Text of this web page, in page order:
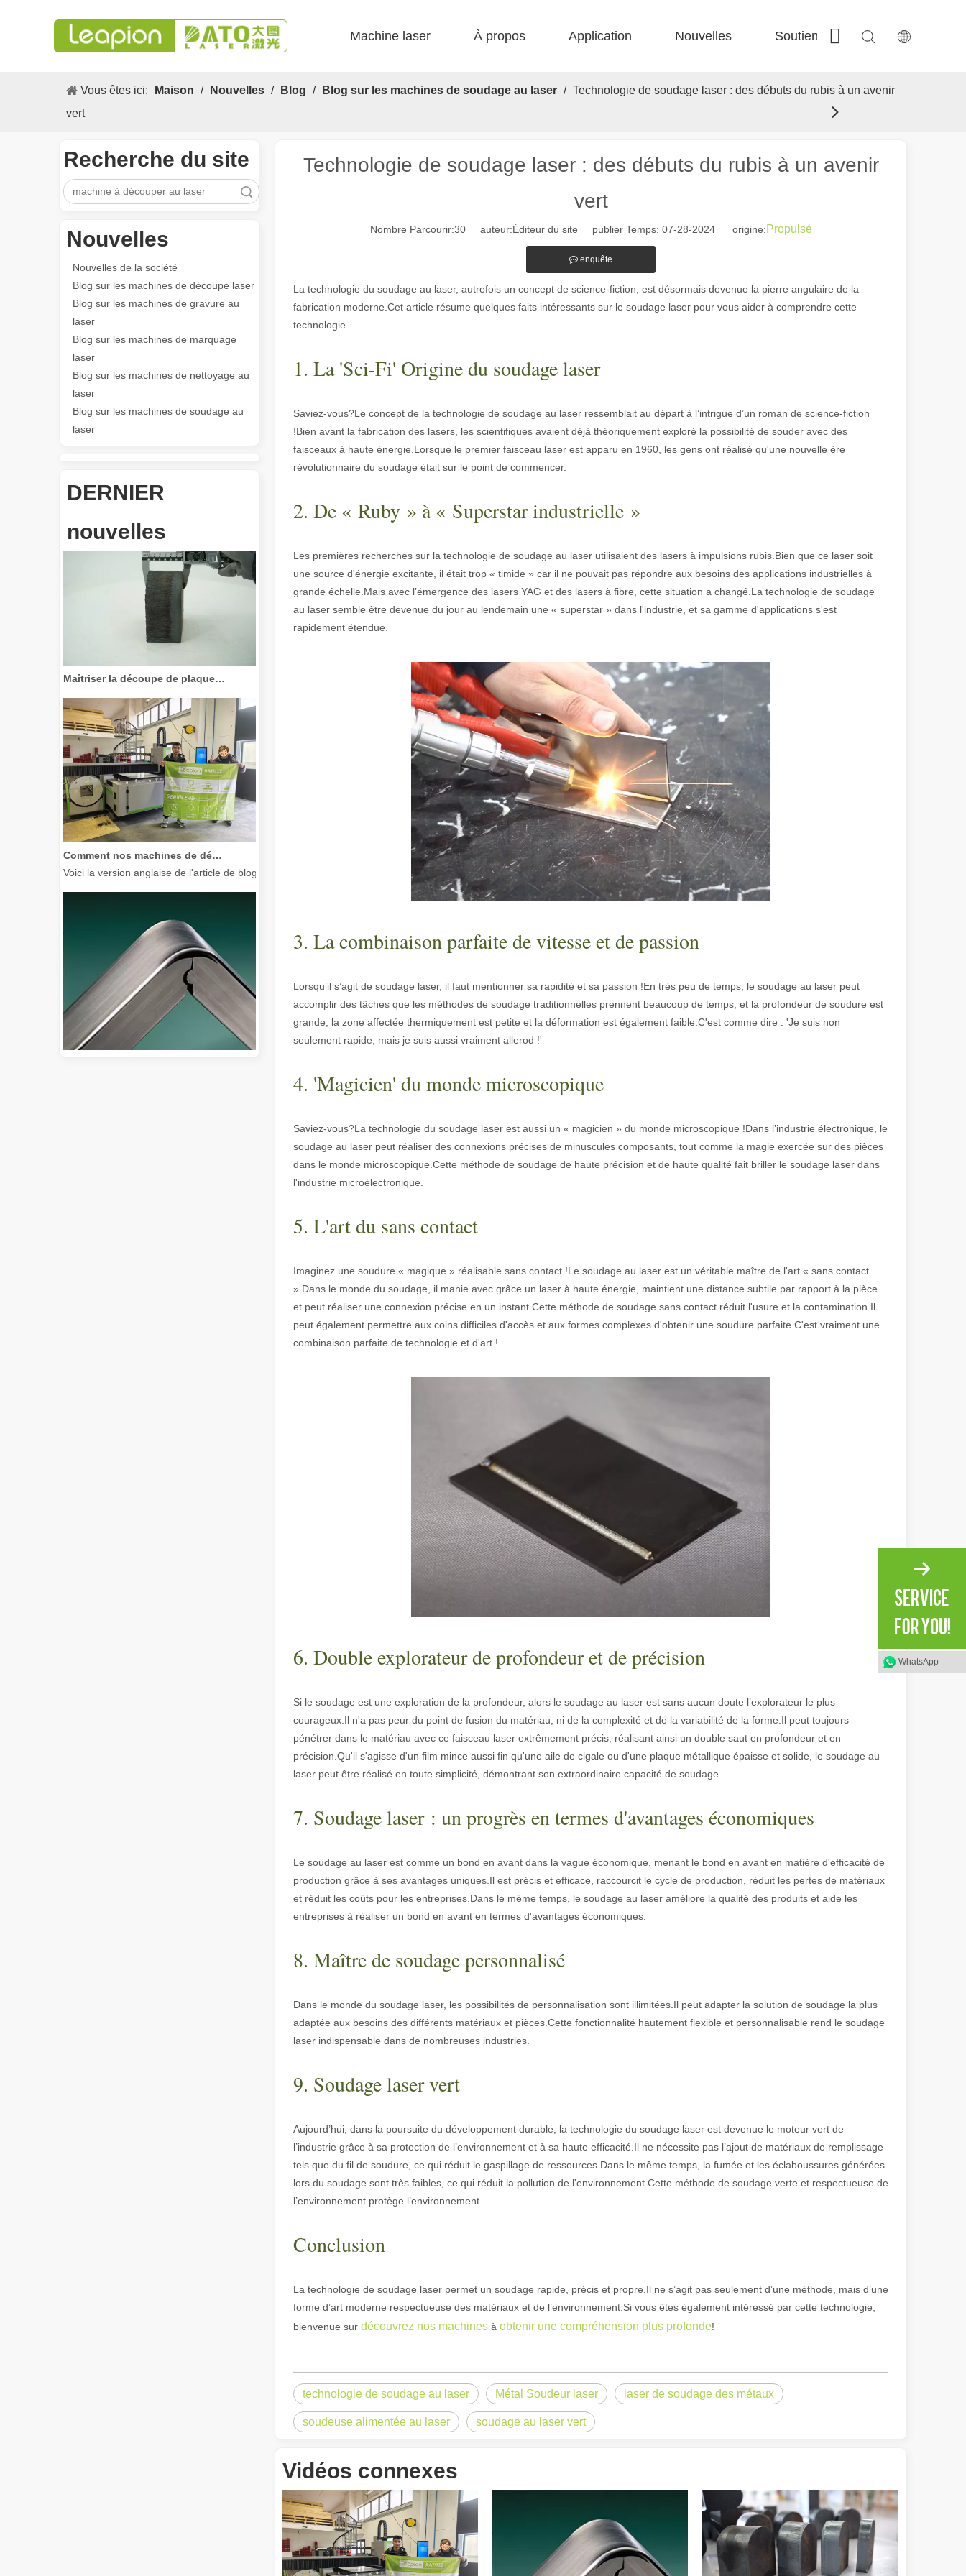
Machine laser À propos Application Nouvelles Soutien Contactez-nous
Vous êtes ici: Maison / Nouvelles / Blog / Blog sur les machines de soudage au laser / Technologie de soudage laser : des débuts du rubis à un avenir
vert
Recherche du site
recherche
Nouvelles
Nouvelles de la société
Blog sur les machines de découpe laser
Blog sur les machines de gravure au
laser
Blog sur les machines de marquage
laser
Blog sur les machines de nettoyage au
laser
Blog sur les machines de soudage au
laser
DERNIER
nouvelles
Les Application et les caractéristiques exceptionnelles des machines de marquage laser
Les caractéristiques polyvalentes Application et les caractéristiques exceptionnelles des machines de marquage laser Le paysage de fabrication et industriel moderne, les machines de
Voici la version anglaise de l'article de blog, adaptée à un public international tout en conservant le ton professionnel et inspirant de l'original. Briller à travers le Pacifique : comment nos machines
Guide 2026 : Comment les machines de découpe de tubes au laser à fibre révolutionnent la fabrication de tuyauxDans le monde en évolution rapide de la fabrication métallique, l'efficacité et la
La découpe laser de tubes est une technologie clé dans une industrie manufacturière en développement rapide. Il peut traiter une variété de tubes métalliques avec une précision et une
La découpe laser du métal est une méthode de précision largement utilisée dans la fabrication du métal. Il peut couper une large gamme de matériaux avec une haute précision et peu de
La découpe laser de tôles est une méthode de découpe largement utilisée. Il est connu pour sa précision, son efficacité et sa polyvalence. Cependant, certains pourraient dire que la découpe
Le soudage au laser a révolutionné la fabrication moderne grâce à sa précision et son efficacité supérieures. Cette technologie avancée offre des avantages significatifs par rapport aux
Dans le domaine du traitement et de la restauration de surfaces, le décapage laser des peintures est une technologie de pointe. Cette méthode offre une solution de haute technologie pour un
Dans la fabrication et l’ingénierie modernes, la précision et l’efficacité sont d’une importance primordiale. L'appareil de soudage au laser s'impose comme la pierre angulaire des processus
Technologie de soudage laser : des débuts du rubis à un avenir
vert
Nombre Parcourir:30auteur:Éditeur du site publier Temps: 07-28-2024 origine:Propulsé
enquête
La technologie du soudage au laser, autrefois un concept de science-fiction, est désormais devenue la pierre angulaire de la
fabrication moderne.Cet article résume quelques faits intéressants sur le soudage laser pour vous aider à comprendre cette
technologie.
1. La 'Sci-Fi' Origine du soudage laser
Saviez-vous?Le concept de la technologie de soudage au laser ressemblait au départ à l’intrigue d’un roman de science-fiction
!Bien avant la fabrication des lasers, les scientifiques avaient déjà théoriquement exploré la possibilité de souder avec des
faisceaux à haute énergie.Lorsque le premier faisceau laser est apparu en 1960, les gens ont réalisé qu'une nouvelle ère
révolutionnaire du soudage était sur le point de commencer.
2. De « Ruby » à « Superstar industrielle »
Les premières recherches sur la technologie de soudage au laser utilisaient des lasers à impulsions rubis.Bien que ce laser soit
une source d'énergie excitante, il était trop « timide » car il ne pouvait pas répondre aux besoins des applications industrielles à
grande échelle.Mais avec l’émergence des lasers YAG et des lasers à fibre, cette situation a changé.La technologie de soudage
au laser semble être devenue du jour au lendemain une « superstar » dans l'industrie, et sa gamme d'applications s'est
rapidement étendue.
3. La combinaison parfaite de vitesse et de passion
Lorsqu’il s’agit de soudage laser, il faut mentionner sa rapidité et sa passion !En très peu de temps, le soudage au laser peut
accomplir des tâches que les méthodes de soudage traditionnelles prennent beaucoup de temps, et la profondeur de soudure est
grande, la zone affectée thermiquement est petite et la déformation est également faible.C'est comme dire : 'Je suis non
seulement rapide, mais je suis aussi vraiment allerod !'
4. 'Magicien' du monde microscopique
Saviez-vous?La technologie du soudage laser est aussi un « magicien » du monde microscopique !Dans l’industrie électronique, le
soudage au laser peut réaliser des connexions précises de minuscules composants, tout comme la magie exercée sur des pièces
dans le monde microscopique.Cette méthode de soudage de haute précision et de haute qualité fait briller le soudage laser dans
l'industrie microélectronique.
5. L'art du sans contact
Imaginez une soudure « magique » réalisable sans contact !Le soudage au laser est un véritable maître de l'art « sans contact
».Dans le monde du soudage, il manie avec grâce un laser à haute énergie, maintient une distance subtile par rapport à la pièce
et peut réaliser une connexion précise en un instant.Cette méthode de soudage sans contact réduit l'usure et la contamination.Il
peut également permettre aux coins difficiles d'accès et aux formes complexes d'obtenir une soudure parfaite.C'est vraiment une
combinaison parfaite de technologie et d'art !
6. Double explorateur de profondeur et de précision
Si le soudage est une exploration de la profondeur, alors le soudage au laser est sans aucun doute l’explorateur le plus
courageux.Il n'a pas peur du point de fusion du matériau, ni de la complexité et de la variabilité de la forme.Il peut toujours
pénétrer dans le matériau avec ce faisceau laser extrêmement précis, réalisant ainsi un double saut en profondeur et en
précision.Qu'il s'agisse d'un film mince aussi fin qu'une aile de cigale ou d'une plaque métallique épaisse et solide, le soudage au
laser peut être réalisé en toute simplicité, démontrant son extraordinaire capacité de soudage.
7. Soudage laser : un progrès en termes d'avantages économiques
Le soudage au laser est comme un bond en avant dans la vague économique, menant le bond en avant en matière d'efficacité de
production grâce à ses avantages uniques.Il est précis et efficace, raccourcit le cycle de production, réduit les pertes de matériaux
et réduit les coûts pour les entreprises.Dans le même temps, le soudage au laser améliore la qualité des produits et aide les
entreprises à réaliser un bond en avant en termes d'avantages économiques.
8. Maître de soudage personnalisé
Dans le monde du soudage laser, les possibilités de personnalisation sont illimitées.Il peut adapter la solution de soudage la plus
adaptée aux besoins des différents matériaux et pièces.Cette fonctionnalité hautement flexible et personnalisable rend le soudage
laser indispensable dans de nombreuses industries.
9. Soudage laser vert
Aujourd’hui, dans la poursuite du développement durable, la technologie du soudage laser est devenue le moteur vert de
l’industrie grâce à sa protection de l’environnement et à sa haute efficacité.Il ne nécessite pas l’ajout de matériaux de remplissage
tels que du fil de soudure, ce qui réduit le gaspillage de ressources.Dans le même temps, la fumée et les éclaboussures générées
lors du soudage sont très faibles, ce qui réduit la pollution de l'environnement.Cette méthode de soudage verte et respectueuse de
l’environnement protège l’environnement.
Conclusion
La technologie de soudage laser permet un soudage rapide, précis et propre.Il ne s’agit pas seulement d’une méthode, mais d’une
forme d’art moderne respectueuse des matériaux et de l’environnement.Si vous êtes également intéressé par cette technologie,
bienvenue sur découvrez nos machines à obtenir une compréhension plus profonde!
technologie de soudage au laser Métal Soudeur laser laser de soudage des métaux
soudeuse alimentée au laser soudage au laser vert
Vidéos connexes
WhatsApp